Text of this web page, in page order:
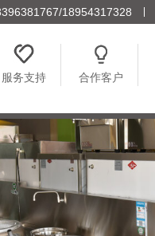
18954317328
服务支持 合作客户